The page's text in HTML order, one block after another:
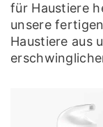
für Haustiere
unsere
Haustiere aus